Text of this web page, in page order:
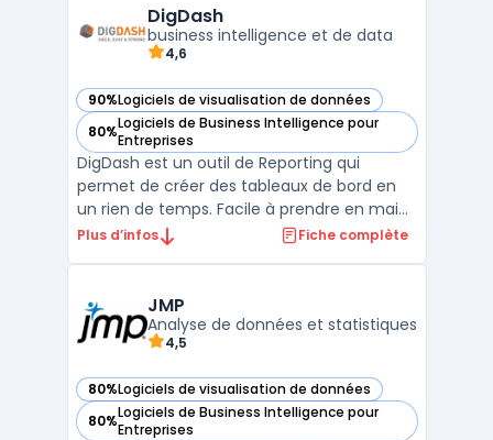
respectueuse de la vie privée des
utilisateurs. Matomo permet ...
DigDash
business intelligence et de data
4,6
90%Logiciels de visualisation de données
— voir DigDash dans cette catégorie
80%Logiciels de Business Intelligence pour
Entreprises
— voir DigDash dans cette catégorie
DigDash est un outil de Reporting qui
permet de créer des tableaux de bord en
un rien de temps. Facile à prendre en main,
il permet de suivre en temps réel
utiliser des widgets pour ajouter des
visualisations dans vos tab ...
Plus d’infos Fiche complète
JMP
Analyse de données et statistiques
4,5
80%Logiciels de visualisation de données
— voir JMP dans cette catégorie
80%Logiciels de Business Intelligence pour
Entreprises
— voir JMP dans cette catégorie